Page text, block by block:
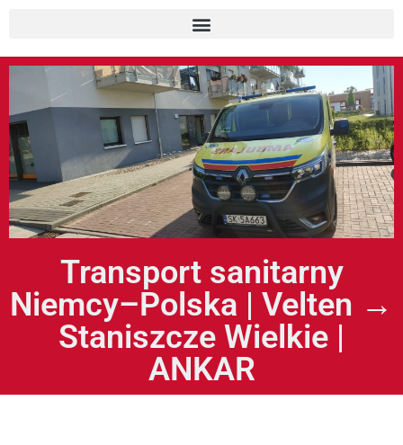
Transport sanitarny
Niemcy–Polska | Velten →
Staniszcze Wielkie |
ANKAR